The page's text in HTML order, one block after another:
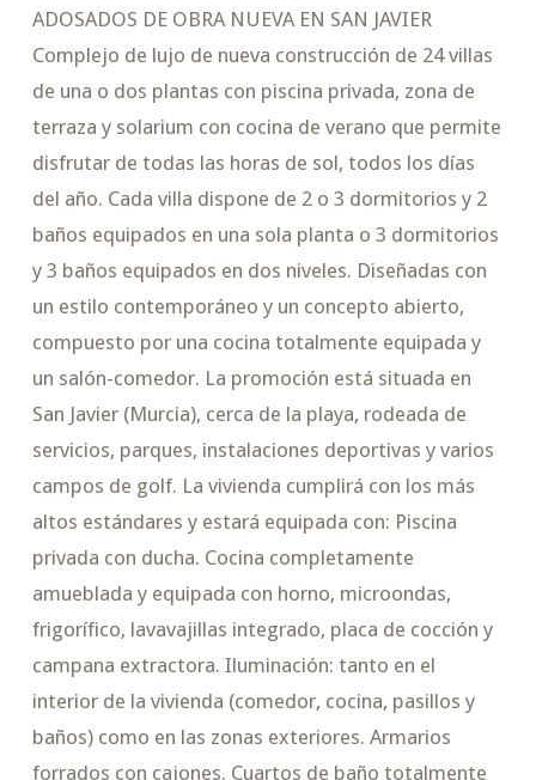
ADOSADOS DE OBRA NUEVA EN SAN JAVIER
Complejo de lujo de nueva construcción de 24 villas
de una o dos plantas con piscina privada, zona de
terraza y solarium con cocina de verano que permite
disfrutar de todas las horas de sol, todos los días
del año. Cada villa dispone de 2 o 3 dormitorios y 2
baños equipados en una sola planta o 3 dormitorios
y 3 baños equipados en dos niveles. Diseñadas con
un estilo contemporáneo y un concepto abierto,
compuesto por una cocina totalmente equipada y
un salón-comedor. La promoción está situada en
San Javier (Murcia), cerca de la playa, rodeada de
servicios, parques, instalaciones deportivas y varios
campos de golf. La vivienda cumplirá con los más
altos estándares y estará equipada con: Piscina
privada con ducha. Cocina completamente
amueblada y equipada con horno, microondas,
frigorífico, lavavajillas integrado, placa de cocción y
campana extractora. Iluminación: tanto en el
interior de la vivienda (comedor, cocina, pasillos y
baños) como en las zonas exteriores. Armarios
forrados con cajones. Cuartos de baño totalmente